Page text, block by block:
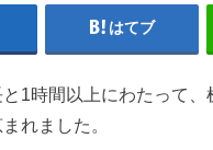
はてブ
1時間以上にわたって
れました。